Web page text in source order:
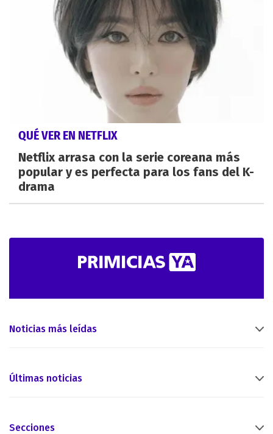
QUÉ VER EN NETFLIX
Netflix arrasa con la serie coreana más
popular y es perfecta para los fans del K-
drama
Noticias más leídas
Últimas noticias
Secciones